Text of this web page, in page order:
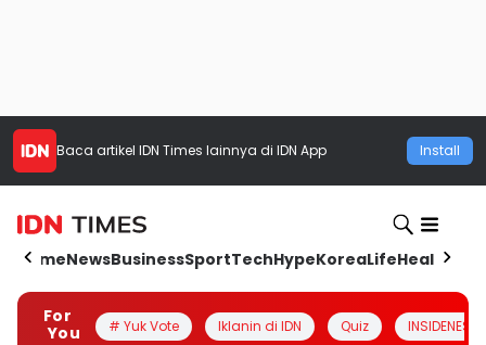
Baca artikel IDN Times lainnya di IDN App Install
HomeNewsBusinessSportTechHypeKoreaLifeHealth
For
You
# Yuk Vote Iklanin di IDN Quiz INSIDENESIA